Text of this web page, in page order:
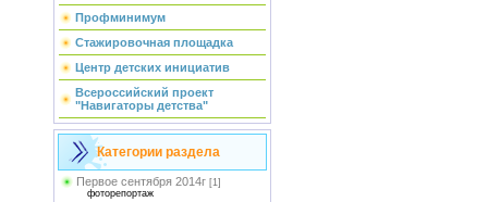
Профминимум
Стажировочная площадка
Центр детских инициатив
Всероссийский проект
"Навигаторы детства"
Категории раздела
Первое сентября 2014г [1]
фоторепортаж